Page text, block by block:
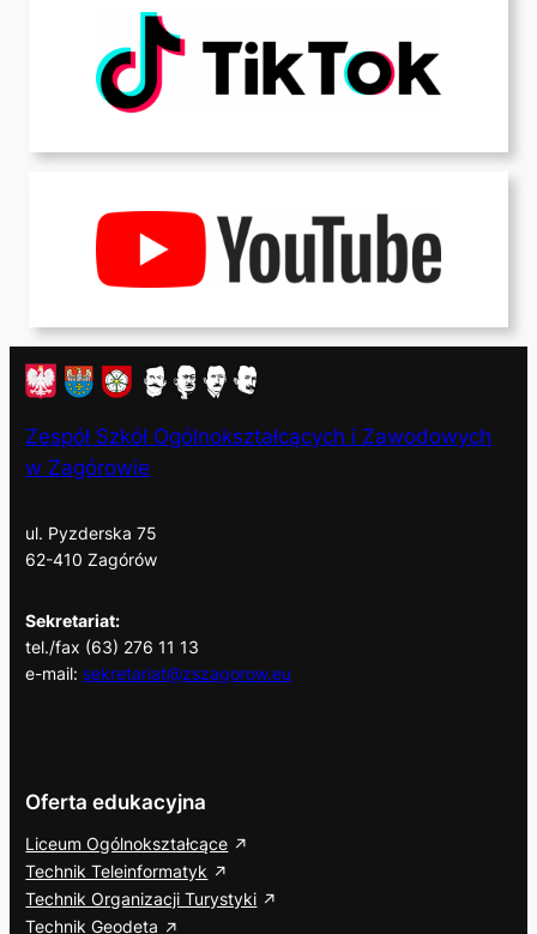
Zespół Szkół Ogólnokształcących i Zawodowych
w Zagórowie
ul. Pyzderska 75
62-410 Zagórów
Sekretariat:
tel./fax (63) 276 11 13
e-mail: sekretariat@zszagorow.eu
Oferta edukacyjna
Liceum Ogólnokształcące
Technik Teleinformatyk
Technik Organizacji Turystyki
Technik Geodeta